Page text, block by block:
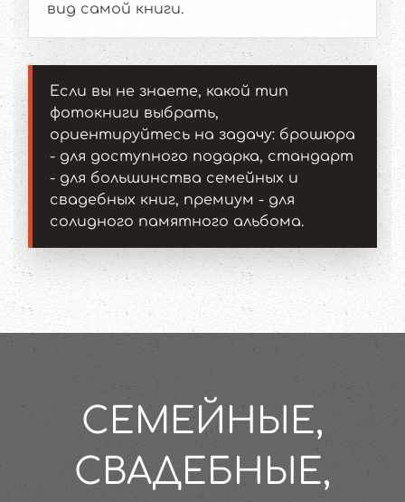
вид самой книги.
Если вы не знаете, какой тип
фотокниги выбрать,
ориентируйтесь на задачу: брошюра
- для доступного подарка, стандарт
- для большинства семейных и
свадебных книг, премиум - для
солидного памятного альбома.
СЕМЕЙНЫЕ,
СВАДЕБНЫЕ,